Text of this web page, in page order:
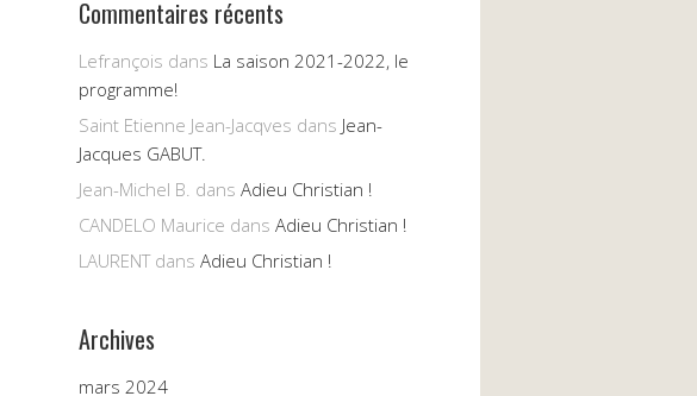
Commentaires récents
Lefrançois dans La saison 2021-2022, le
programme!
Saint Etienne Jean-Jacqves dans Jean-
Jacques GABUT.
Jean-Michel B. dans Adieu Christian !
CANDELO Maurice dans Adieu Christian !
LAURENTdans Adieu Christian !
Archives
mars 2024